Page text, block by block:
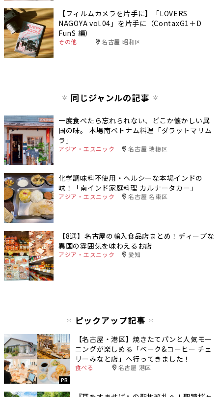
【フィルムカメラを片手に】「LOVERS
NAGOYA vol.04」を片手に（ContaxG1＋D
FunS 編）
その他 名古屋 昭和区
同じジャンルの記事
一度食べたら忘れられない、どこか懐かしい異
国の味。 本場南ベトナム料理「ダラットマリム
ラ」
アジア・エスニック 名古屋 瑞穂区
化学調味料不使用・ヘルシーな本場インドの
味！「南インド家庭料理 カルナータカー」
アジア・エスニック 名古屋 名東区
【8選】名古屋の輸入食品店まとめ！ディープな
異国の雰囲気を味わえるお店
アジア・エスニック 愛知
ピックアップ記事
PR
【名古屋・港区】焼きたてパンと人気モー
ニングが楽しめる「ベーク&コーヒー チェ
リーみなと店」へ行ってきました！
食べる 名古屋 港区